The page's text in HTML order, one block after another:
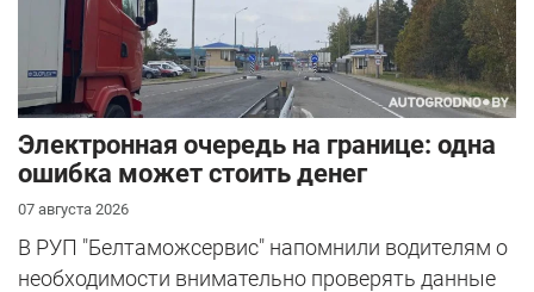
Электронная очередь на границе: одна
ошибка может стоить денег
07 августа 2026
В РУП "Белтаможсервис" напомнили водителям о
необходимости внимательно проверять данные